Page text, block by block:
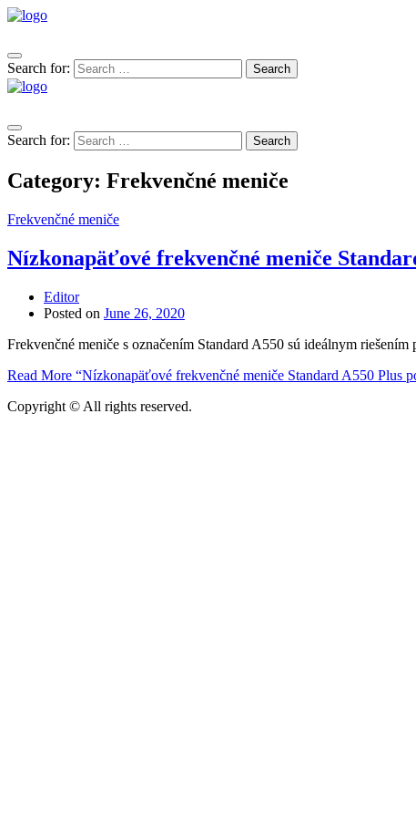
Search for: Search
Search for: Search
Category: Frekvenčné meniče
Frekvenčné meniče
Nízkonapäťové frekvenčné meniče
Editor
Posted on June 26, 2020
Frekvenčné meniče s označením Standard A550 sú ideálnym
Read More “Nízkonapäťové frekvenčné meniče Standard A550 Plus
Copyright © All rights reserved.